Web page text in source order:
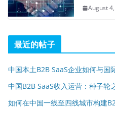
August
最近的帖子
中国本土B2B SaaS企业如何与国
中国B2B SaaS收入运营：种子轮
如何在中国一线至四线城市构建